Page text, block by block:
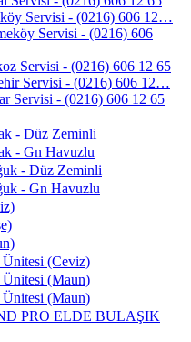
Servisi - (0216) 606 12…
Servisi - (0216) 606
Servisi - (0216) 606 12 65
Servisi - (0216) 606 12…
Servisi - (0216) 606 12 65
- Düz Zeminli
- Gn Havuzlu
- Düz Zeminli
- Gn Havuzlu
Ünitesi (Ceviz)
Ünitesi (Maun)
Ünitesi (Maun)
PRO ELDE BULAŞIK